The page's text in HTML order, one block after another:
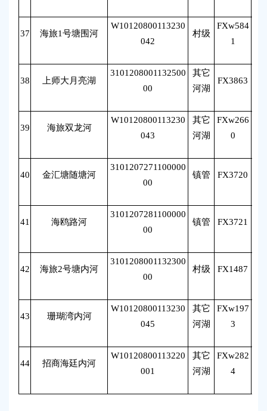
37 海旅1号塘围河
W10120800113230
042
村级
FXw584
1
38 上师大月亮湖
3101208001132500
00
其它
河湖
FX3863
39 海旅双龙河
W10120800113230
043
其它
河湖
FXw266
0
40 金汇塘随塘河
3101207271100000
00
镇管 FX3720
41 海鸥路河
3101207281100000
00
镇管 FX3721
42 海旅2号塘内河
3101208001132300
00
村级 FX1487
43 珊瑚湾内河
W10120800113230
045
其它
河湖
FXw197
3
44 招商海廷内河
W10120800113220
001
其它
河湖
FXw282
4